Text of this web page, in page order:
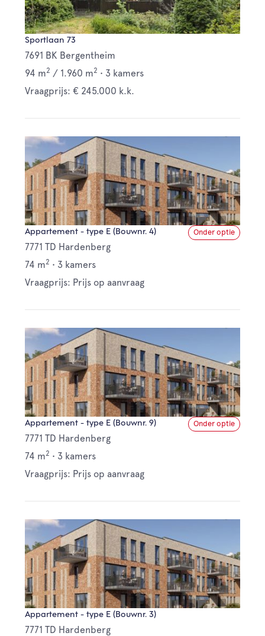
Sportlaan 73
7691 BK Bergentheim
94 m2 / 1.960 m2 • 3 kamers
Vraagprijs: € 245.000 k.k.
Onder optie
Appartement - type E (Bouwnr. 4)
7771 TD Hardenberg
74 m2 • 3 kamers
Vraagprijs: Prijs op aanvraag
Onder optie
Appartement - type E (Bouwnr. 9)
7771 TD Hardenberg
74 m2 • 3 kamers
Vraagprijs: Prijs op aanvraag
Appartement - type E (Bouwnr. 3)
7771 TD Hardenberg